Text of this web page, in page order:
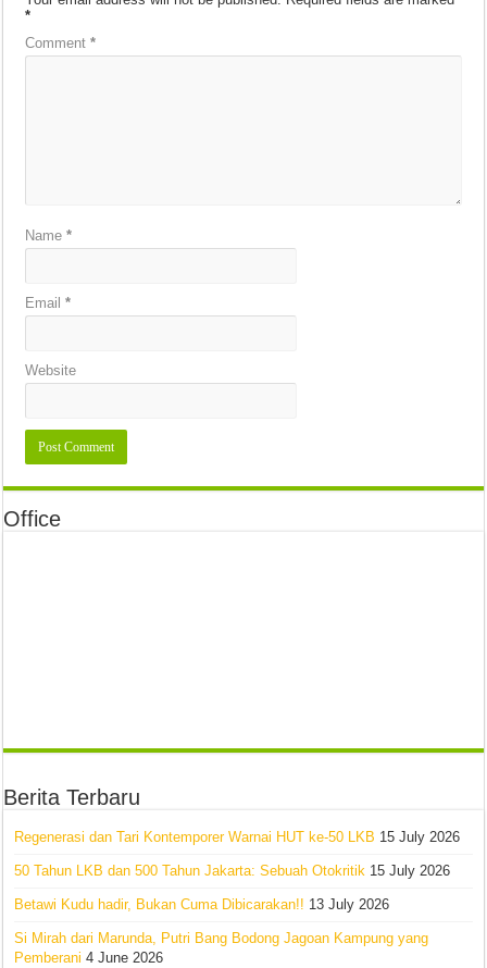
*
Comment*
Name*
Email*
Website
Office
Berita Terbaru
Regenerasi dan Tari Kontemporer Warnai HUT ke-50 LKB 15 July 2026
50 Tahun LKB dan 500 Tahun Jakarta: Sebuah Otokritik 15 July 2026
Betawi Kudu hadir, Bukan Cuma Dibicarakan!! 13 July 2026
Si Mirah dari Marunda, Putri Bang Bodong Jagoan Kampung yang
Pemberani 4 June 2026